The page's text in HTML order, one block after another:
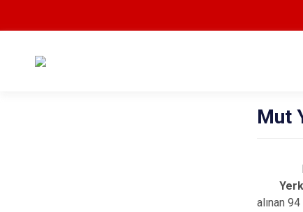
Mut
Mut -
alınan